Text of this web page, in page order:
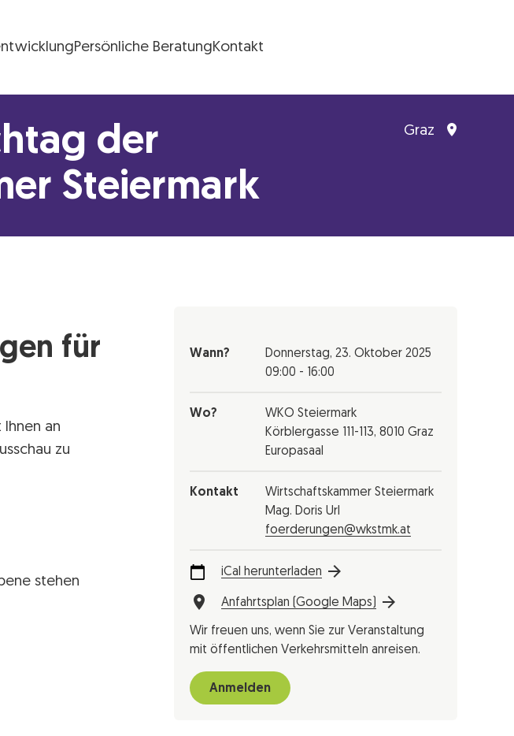
Persönliche BeratungKontakt
der
Steiermark
Graz
für
an
zu
stehen
Wann? Donnerstag, 23. Oktober 2025
09:00 - 16:00
Wo?
WKO Steiermark
Körblergasse 111-113, 8010 Graz
Europasaal
Kontakt
Wirtschaftskammer Steiermark
Mag. Doris Url
foerderungen@wkstmk.at
iCal herunterladen
Anfahrtsplan (Google Maps)
Wir freuen uns, wenn Sie zur Veranstaltung
mit öffentlichen Verkehrsmitteln anreisen.
Anmelden